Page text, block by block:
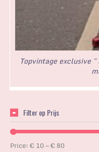
Topvintage exclusive
Filter op Prijs
Price:€ 10—€ 80